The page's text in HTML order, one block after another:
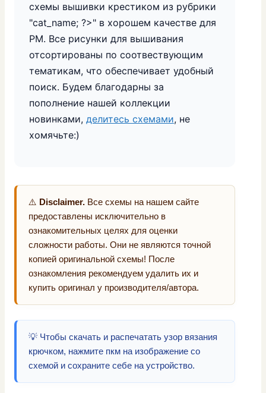
схемы вышивки крестиком из рубрики
"cat_name; ?>" в хорошем качестве для
PM. Все рисунки для вышивания
отсортированы по соотвествующим
тематикам, что обеспечивает удобный
поиск. Будем благодарны за
пополнение нашей коллекции
новинками, делитесь схемами, не
хомячьте:)
⚠️ Disclaimer. Все схемы на нашем сайте
предоставлены исключительно в
ознакомительных целях для оценки
сложности работы. Они не являются точной
копией оригинальной схемы! После
ознакомления рекомендуем удалить их и
купить оригинал у производителя/автора.
💡 Чтобы скачать и распечатать узор вязания
крючком, нажмите пкм на изображение со
схемой и сохраните себе на устройство.